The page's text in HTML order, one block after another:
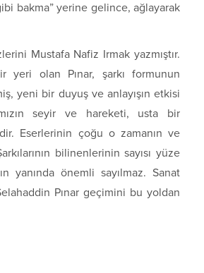
bakma” yerine gelince, ağlayarak
Mustafa Nafiz Irmak yazmıştır.
yeri olan Pınar, şarkı formunun
yeni bir duyuş ve anlayışın etkisi
seyir ve hareketi, usta bir
Eserlerinin çoğu o zamanın ve
bilinenlerinin sayısı yüze
yanında önemli sayılmaz. Sanat
Pınar geçimini bu yoldan